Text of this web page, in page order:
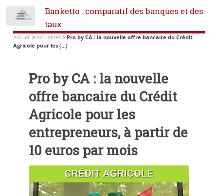
Banketto : comparatif des banques et des
taux
Accueil > Actualités> Pro by CA : la nouvelle offre bancaire du Crédit
Agricole pour les (...)
Pro by CA : la nouvelle
offre bancaire du Crédit
Agricole pour les
entrepreneurs, à partir de
10 euros par mois